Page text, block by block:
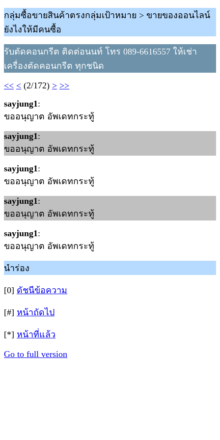
กลุ่มซื้อขายสินค้าตรงกลุ่มเป้าหมาย > ขายของออนไลน์
ยังไงให้มีคนซื้อ
รับตัดคอนกรีต ติดต่อนนท์ โทร 089-6616557 ให้เช่า
เครื่องตัดคอนกรีต ทุกชนิด
<< < (2/172) > >>
sayjung1:
ขออนุญาต อัพเดทกระทู้
sayjung1:
ขออนุญาต อัพเดทกระทู้
sayjung1:
ขออนุญาต อัพเดทกระทู้
sayjung1:
ขออนุญาต อัพเดทกระทู้
sayjung1:
ขออนุญาต อัพเดทกระทู้
นำร่อง
[0] ดัชนีข้อความ
[#] หน้าถัดไป
[*] หน้าที่แล้ว
Go to full version